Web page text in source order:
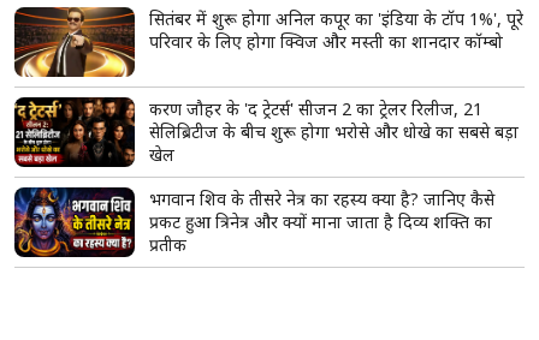
सितंबर में शुरू होगा अनिल कपूर का 'इंडिया के टॉप 1%', पूरे
परिवार के लिए होगा क्विज और मस्ती का शानदार कॉम्बो
करण जौहर के 'द ट्रेटर्स' सीजन 2 का ट्रेलर रिलीज, 21
सेलिब्रिटीज के बीच शुरू होगा भरोसे और धोखे का सबसे बड़ा
खेल
भगवान शिव के तीसरे नेत्र का रहस्य क्या है? जानिए कैसे
प्रकट हुआ त्रिनेत्र और क्यों माना जाता है दिव्य शक्ति का
प्रतीक